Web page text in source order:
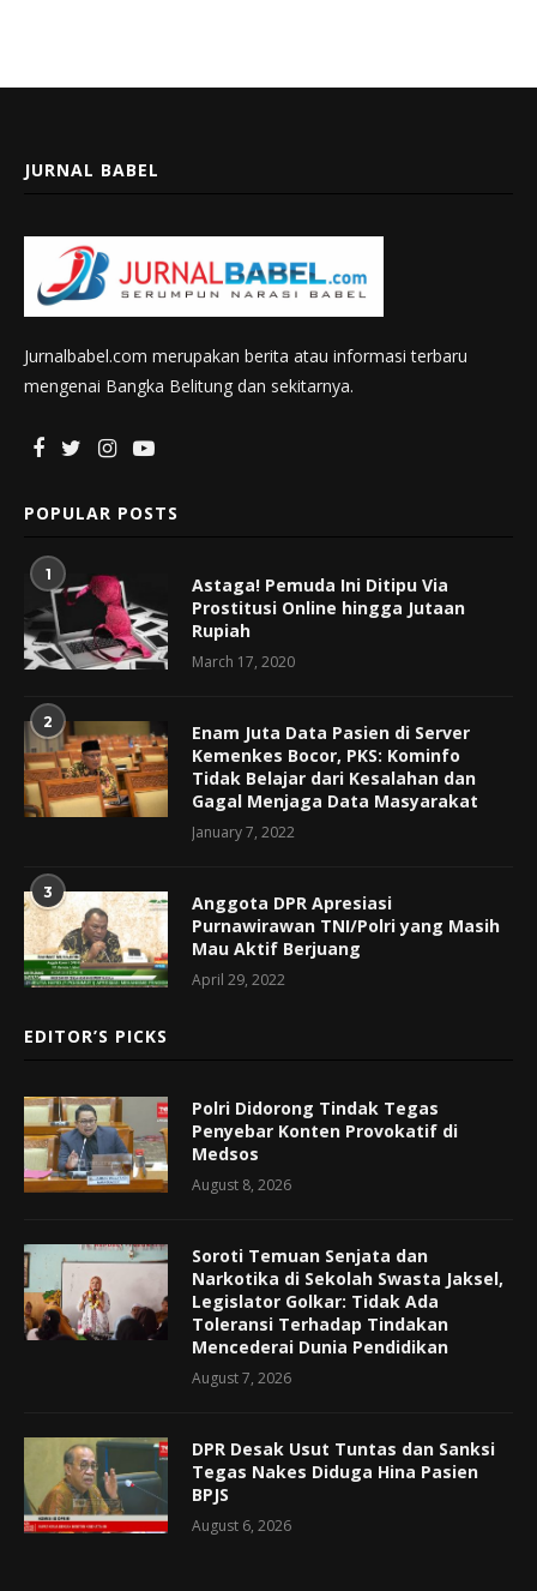
JURNAL BABEL
Jurnalbabel.com merupakan berita atau informasi terbaru
mengenai Bangka Belitung dan sekitarnya.
POPULAR POSTS
1
Astaga! Pemuda Ini Ditipu Via
Prostitusi Online hingga Jutaan
Rupiah
March 17, 2020
2
Enam Juta Data Pasien di Server
Kemenkes Bocor, PKS: Kominfo
Tidak Belajar dari Kesalahan dan
Gagal Menjaga Data Masyarakat
January 7, 2022
3
Anggota DPR Apresiasi
Purnawirawan TNI/Polri yang Masih
Mau Aktif Berjuang
April 29, 2022
EDITOR’S PICKS
Polri Didorong Tindak Tegas
Penyebar Konten Provokatif di
Medsos
August 8, 2026
Soroti Temuan Senjata dan
Narkotika di Sekolah Swasta Jaksel,
Legislator Golkar: Tidak Ada
Toleransi Terhadap Tindakan
Mencederai Dunia Pendidikan
August 7, 2026
DPR Desak Usut Tuntas dan Sanksi
Tegas Nakes Diduga Hina Pasien
BPJS
August 6, 2026